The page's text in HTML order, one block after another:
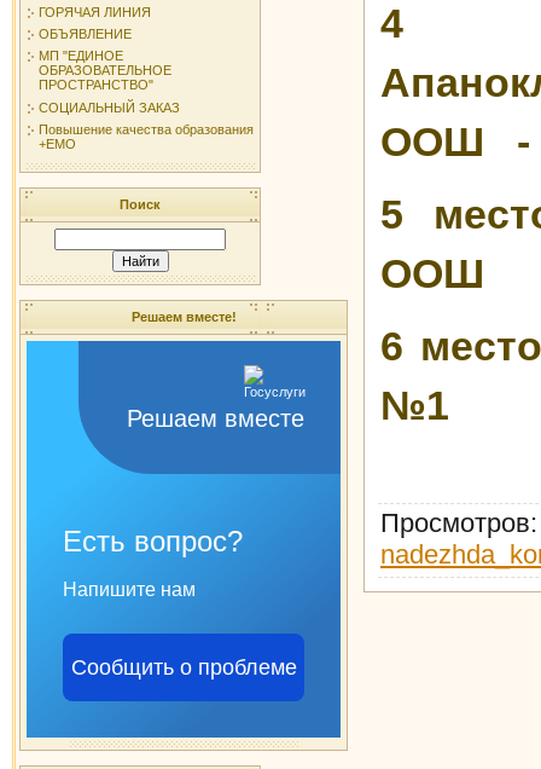
ГОРЯЧАЯ ЛИНИЯ
ОБЪЯВЛЕНИЕ
МП "ЕДИНОЕ
ОБРАЗОВАТЕЛЬНОЕ
ПРОСТРАНСТВО"
СОЦИАЛЬНЫЙ ЗАКАЗ
Повышение качества образования
+ЕМО
Поиск
Решаем вместе!
Решаем вместе
Есть вопрос?
Напишите нам
Сообщить о проблеме
4
ООШ -
5
ООШ
6
№1
Просмотров